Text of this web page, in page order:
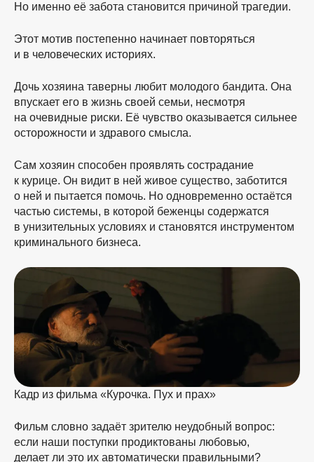
Но именно её забота становится причиной трагедии.
Этот мотив постепенно начинает повторяться
и в человеческих историях.
Дочь хозяина таверны любит молодого бандита. Она
впускает его в жизнь своей семьи, несмотря
на очевидные риски. Её чувство оказывается сильнее
осторожности и здравого смысла.
Сам хозяин способен проявлять сострадание
к курице. Он видит в ней живое существо, заботится
о ней и пытается помочь. Но одновременно остаётся
частью системы, в которой беженцы содержатся
в унизительных условиях и становятся инструментом
криминального бизнеса.
Кадр из фильма «Курочка. Пух и прах»
Фильм словно задаёт зрителю неудобный вопрос:
если наши поступки продиктованы любовью,
делает ли это их автоматически правильными?